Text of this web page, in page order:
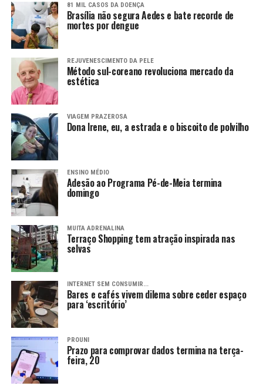
81 MIL CASOS DA DOENÇA
Brasília não segura Aedes e bate recorde de
mortes por dengue
REJUVENESCIMENTO DA PELE
Método sul-coreano revoluciona mercado da
estética
VIAGEM PRAZEROSA
Dona Irene, eu, a estrada e o biscoito de polvilho
ENSINO MÉDIO
Adesão ao Programa Pé-de-Meia termina
domingo
MUITA ADRENALINA
Terraço Shopping tem atração inspirada nas
selvas
INTERNET SEM CONSUMIR...
Bares e cafés vivem dilema sobre ceder espaço
para ‘escritório’
PROUNI
Prazo para comprovar dados termina na terça-
feira, 20